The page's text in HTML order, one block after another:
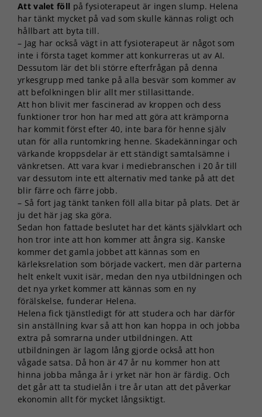
Att valet föll på fysioterapeut är ingen slump. Helena
har tänkt mycket på vad som skulle kännas roligt och
hållbart att byta till.
– Jag har också vägt in att fysioterapeut är något som
inte i första taget kommer att konkurreras ut av AI.
Dessutom lär det bli större efterfrågan på denna
yrkesgrupp med tanke på alla besvär som kommer av
att befolkningen blir allt mer stillasittande.
Att hon blivit mer fascinerad av kroppen och dess
funktioner tror hon har med att göra att krämporna
har kommit först efter 40, inte bara för henne själv
utan för alla runtomkring henne. Skadekänningar och
värkande kroppsdelar är ett ständigt samtalsämne i
vänkretsen. Att vara kvar i mediebranschen i 20 år till
var dessutom inte ett alternativ med tanke på att det
blir färre och färre jobb.
– Så fort jag tänkt tanken föll alla bitar på plats. Det är
ju det här jag ska göra.
Sedan hon fattade beslutet har det känts självklart och
hon tror inte att hon kommer att ångra sig. Kanske
kommer det gamla jobbet att kännas som en
kärleksrelation som började vackert, men där parterna
helt enkelt vuxit isär, medan den nya utbildningen och
det nya yrket kommer att kännas som en ny
förälskelse, funderar Helena.
Helena fick tjänstledigt för att studera och har därför
sin anställning kvar så att hon kan hoppa in och jobba
extra på somrarna under utbildningen. Att
utbildningen är lagom lång gjorde också att hon
vågade satsa. Då hon är 47 år nu kommer hon att
hinna jobba många år i yrket när hon är färdig. Och
det går att ta studielån i tre år utan att det påverkar
ekonomin allt för mycket långsiktigt.